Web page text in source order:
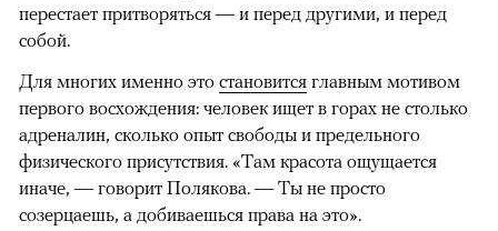
перестает притворяться — и перед другими, и перед
собой.
Для многих именно это становится главным мотивом
первого восхождения: человек ищет в горах не столько
адреналин, сколько опыт свободы и предельного
физического присутствия. «Там красота ощущается
иначе, — говорит Полякова. — Ты не просто
созерцаешь, а добиваешься права на это».